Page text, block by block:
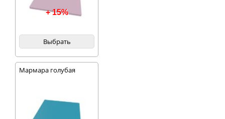
+ 15%
Выбрать
Мармара голубая